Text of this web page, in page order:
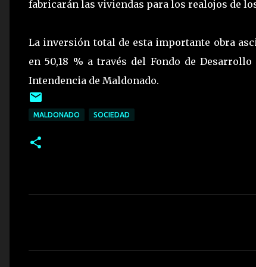
fabricarán las viviendas para los realojos de
La inversión total de esta importante obra
en 50,18 % a través del Fondo de
Intendencia de Maldonado.
MALDONADO SOCIEDAD